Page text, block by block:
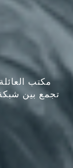
مكتب
تجمع بين